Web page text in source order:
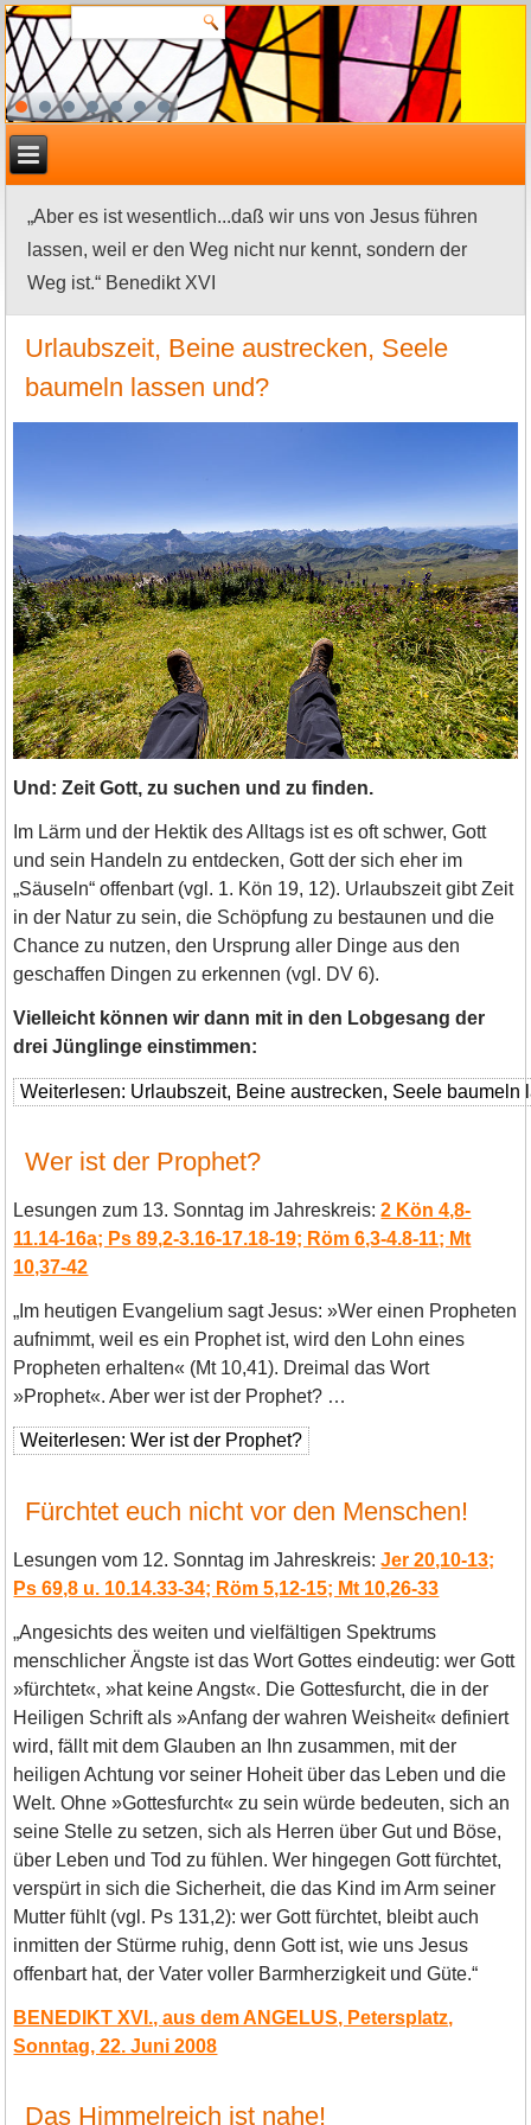
„Aber es ist wesentlich...daß wir uns von Jesus führen
lassen, weil er den Weg nicht nur kennt, sondern der
Weg ist.“ Benedikt XVI
Urlaubszeit, Beine austrecken, Seele
baumeln lassen und?
Und: Zeit Gott, zu suchen und zu finden.
Im Lärm und der Hektik des Alltags ist es oft schwer, Gott
und sein Handeln zu entdecken, Gott der sich eher im
„Säuseln“ offenbart (vgl. 1. Kön 19, 12). Urlaubszeit gibt Zeit
in der Natur zu sein, die Schöpfung zu bestaunen und die
Chance zu nutzen, den Ursprung aller Dinge aus den
geschaffen Dingen zu erkennen (vgl. DV 6).
Vielleicht können wir dann mit in den Lobgesang der
drei Jünglinge einstimmen:
Weiterlesen: Urlaubszeit, Beine austrecken, Seele baumeln
Wer ist der Prophet?
Lesungen zum 13. Sonntag im Jahreskreis:2 Kön 4,8-
11.14-16a; Ps 89,2-3.16-17.18-19; Röm 6,3-4.8-11; Mt
10,37-42
„Im heutigen Evangelium sagt Jesus: »Wer einen Propheten
aufnimmt, weil es ein Prophet ist, wird den Lohn eines
Propheten erhalten« (Mt 10,41). Dreimal das Wort
»Prophet«. Aber wer ist der Prophet? …
Weiterlesen: Wer ist der Prophet?
Fürchtet euch nicht vor den Menschen!
Lesungen vom 12. Sonntag im Jahreskreis:Jer 20,10-13;
Ps 69,8 u. 10.14.33-34; Röm 5,12-15; Mt 10,26-33
„Angesichts des weiten und vielfältigen Spektrums
menschlicher Ängste ist das Wort Gottes eindeutig: wer Gott
»fürchtet«, »hat keine Angst«. Die Gottesfurcht, die in der
Heiligen Schrift als »Anfang der wahren Weisheit« definiert
wird, fällt mit dem Glauben an Ihn zusammen, mit der
heiligen Achtung vor seiner Hoheit über das Leben und die
Welt. Ohne »Gottesfurcht« zu sein würde bedeuten, sich an
seine Stelle zu setzen, sich als Herren über Gut und Böse,
über Leben und Tod zu fühlen. Wer hingegen Gott fürchtet,
verspürt in sich die Sicherheit, die das Kind im Arm seiner
Mutter fühlt (vgl. Ps 131,2): wer Gott fürchtet, bleibt auch
inmitten der Stürme ruhig, denn Gott ist, wie uns Jesus
offenbart hat, der Vater voller Barmherzigkeit und Güte.“
BENEDIKT XVI., aus dem ANGELUS, Petersplatz,
Sonntag, 22. Juni 2008
Das Himmelreich ist nahe!